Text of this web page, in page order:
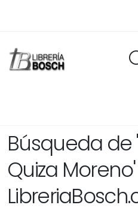
Búsqueda de
Quiza